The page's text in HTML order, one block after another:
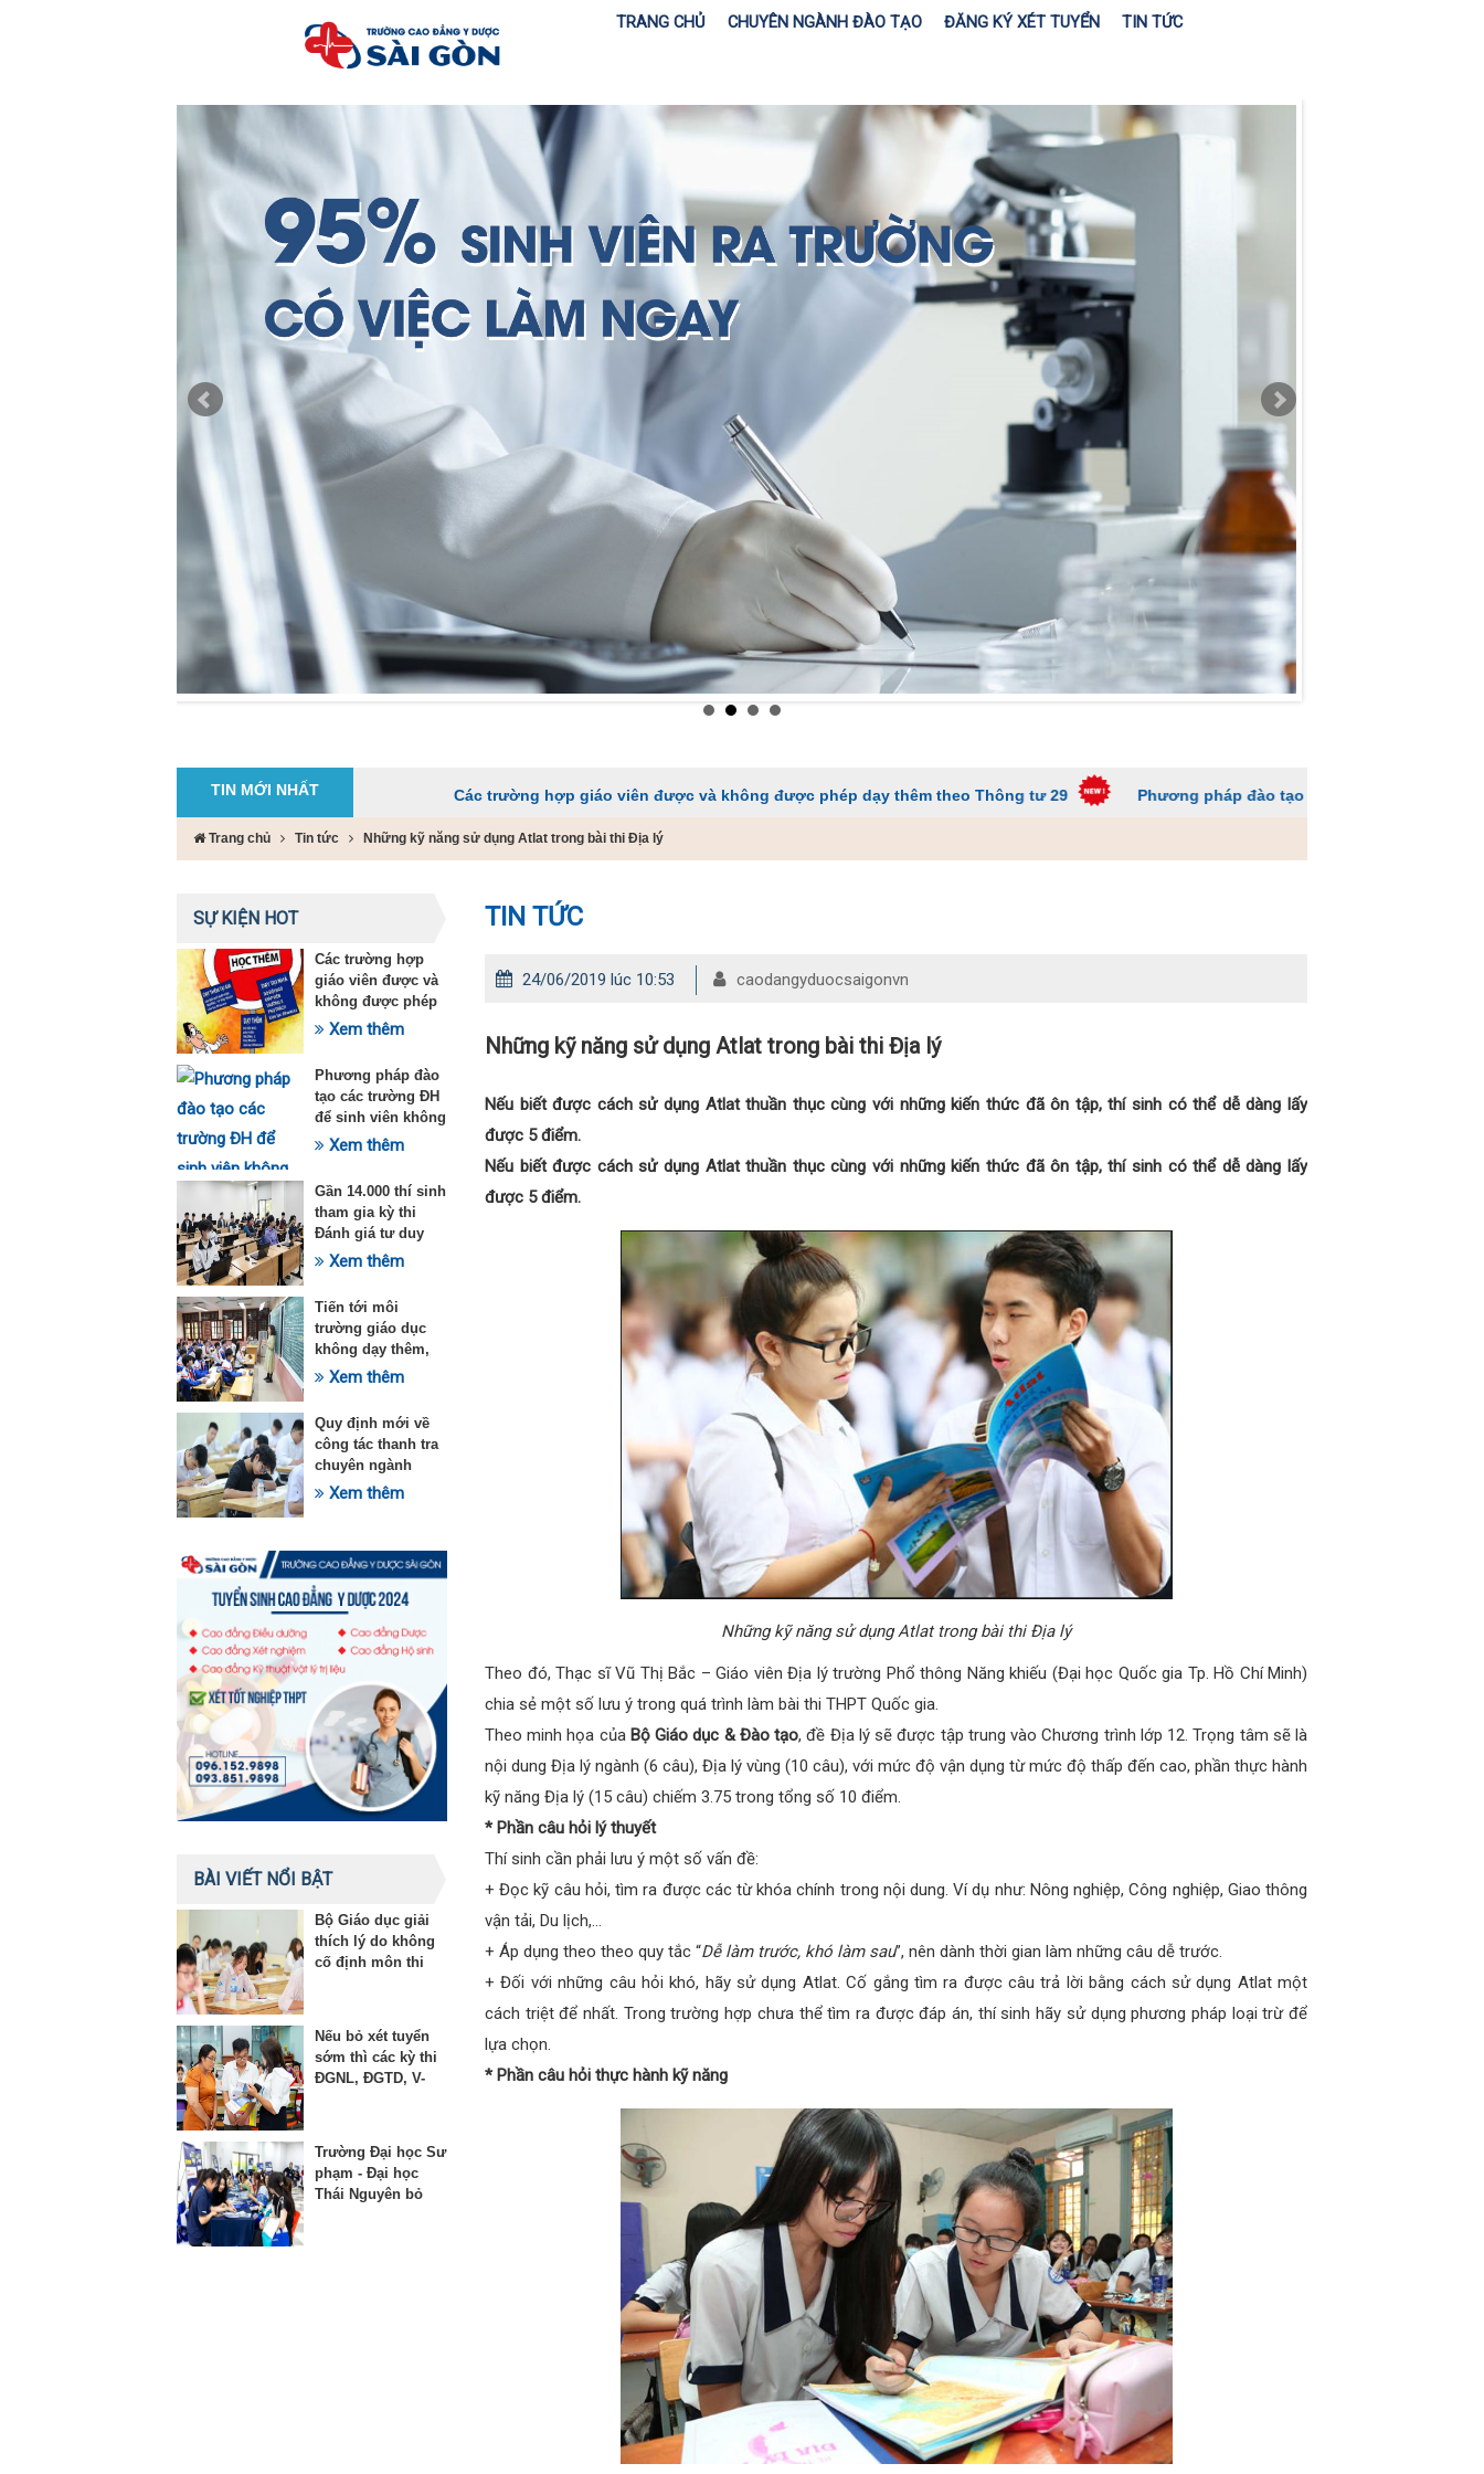
TRANG CHỦ CHUYÊN NGÀNH ĐÀO TẠO ĐĂNG KÝ XÉT TUYỂN TIN TỨC
Các trường hợp giáo viên được và không được phép dạy thêm theo Thông tư 29 Phương pháp đào tạo các trường ĐH để sinh viên
TIN MỚI NHẤT
Trang chủ Tin tức Những kỹ năng sử dụng Atlat trong bài thi Địa lý
SỰ KIỆN HOT
Các trường hợp
giáo viên được và
không được phép
dạy thêm theo
Xem thêm
Phương pháp đào
tạo các trường ĐH
để sinh viên không
quá tải với ngành
Xem thêm
Gần 14.000 thí sinh
tham gia kỳ thi
Đánh giá tư duy
đợt 1 năm 2025
Xem thêm
Tiến tới môi
trường giáo dục
không dạy thêm,
học thêm
Xem thêm
Quy định mới về
công tác thanh tra
chuyên ngành
trong lĩnh vực giáo
Xem thêm
BÀI VIẾT NỔI BẬT
Bộ Giáo dục giải
thích lý do không
cố định môn thi
Nếu bỏ xét tuyển
sớm thì các kỳ thi
ĐGNL, ĐGTD, V-
Trường Đại học Sư
phạm - Đại học
Thái Nguyên bỏ
TIN TỨC
24/06/2019 lúc 10:53 caodangyduocsaigonvn
Những kỹ năng sử dụng Atlat trong bài thi Địa lý
Nếu biết được cách sử dụng Atlat thuần thục cùng với những kiến thức đã ôn tập, thí sinh có thể dễ dàng lấy
được 5 điểm.
Nếu biết được cách sử dụng Atlat thuần thục cùng với những kiến thức đã ôn tập, thí sinh có thể dễ dàng lấy
được 5 điểm.
Những kỹ năng sử dụng Atlat trong bài thi Địa lý
Theo đó, Thạc sĩ Vũ Thị Bắc – Giáo viên Địa lý trường Phổ thông Năng khiếu (Đại học Quốc gia Tp. Hồ Chí Minh)
chia sẻ một số lưu ý trong quá trình làm bài thi THPT Quốc gia.
Theo minh họa của Bộ Giáo dục & Đào tạo, đề Địa lý sẽ được tập trung vào Chương trình lớp 12. Trọng tâm sẽ là
nội dung Địa lý ngành (6 câu), Địa lý vùng (10 câu), với mức độ vận dụng từ mức độ thấp đến cao, phần thực hành
kỹ năng Địa lý (15 câu) chiếm 3.75 trong tổng số 10 điểm.
* Phần câu hỏi lý thuyết
Thí sinh cần phải lưu ý một số vấn đề:
+ Đọc kỹ câu hỏi, tìm ra được các từ khóa chính trong nội dung. Ví dụ như: Nông nghiệp, Công nghiệp, Giao thông
vận tải, Du lịch,…
+ Áp dụng theo theo quy tắc “Dễ làm trước, khó làm sau”, nên dành thời gian làm những câu dễ trước.
+ Đối với những câu hỏi khó, hãy sử dụng Atlat. Cố gắng tìm ra được câu trả lời bằng cách sử dụng Atlat một
cách triệt để nhất. Trong trường hợp chưa thể tìm ra được đáp án, thí sinh hãy sử dụng phương pháp loại trừ để
lựa chọn.
* Phần câu hỏi thực hành kỹ năng